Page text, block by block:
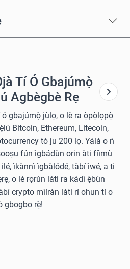
Tí Ó Gbajúmọ̀
Agbègbè Rẹ
gbajúmọ̀ jùlọ, o lè ra ọ̀pọ̀lọpọ̀
Bitcoin, Ethereum, Litecoin,
tó ju 200 lọ. Yálà o ń
fún ìgbádùn orin àti fíìmù
ìkànnì ìgbàlódé, tàbí ìwé, a ti
o lè rọrùn láti ra kádì ẹ̀bùn
crypto mìíràn láti rí ohun tí o
gbogbo rẹ̀!